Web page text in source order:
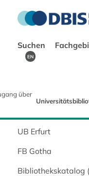
Suchen
EN
über
UB Erfurt
FB Gotha
Bibliothekskatalog